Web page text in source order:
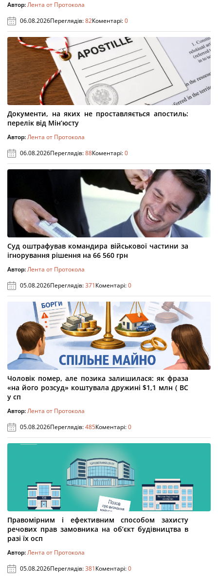
Автор:Лента от Протокола
06.08.2026Переглядів:82Коментарі:0
Документи, на яких не проставляється апостиль:
перелік від Мін’юсту
Автор:Лента от Протокола
06.08.2026Переглядів:88Коментарі:0
Суд оштрафував командира військової частини за
ігнорування рішення на 66 560 грн
Автор:Лента от Протокола
05.08.2026Переглядів:371Коментарі:0
Чоловік помер, але позика залишилася: як фраза
«на його розсуд» коштувала дружині $1,1 млн ( ВС
у сп
Автор:Лента от Протокола
05.08.2026Переглядів:485Коментарі:0
Правомірним і ефективним способом захисту
речових прав замовника на об’єкт будівництва в
разі їх осп
Автор:Лента от Протокола
05.08.2026Переглядів:381Коментарі:0